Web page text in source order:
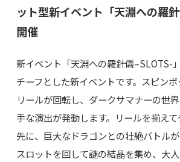
ット型新イベント「天淵への羅針
開催
新イベント「天淵への羅針儀–SLOTS-
チーフとした新イベントです。スピン
リールが回転し、ダークサマナーの世
手な演出が発動します。リールを揃え
先に、巨大なドラゴンとの壮絶バトル
スロットを回して謎の結晶を集め、大